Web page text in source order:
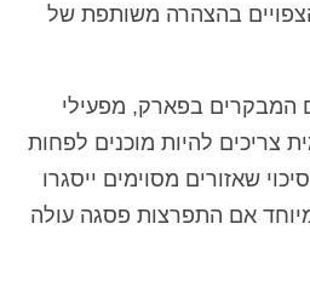
)
בהצהרה משותפת של
המבקרים בפארק, מפעילי
צריכים להיות מוכנים לפחות
שאזורים מסוימים ייסגרו
אם התפרצות פסגה עולה